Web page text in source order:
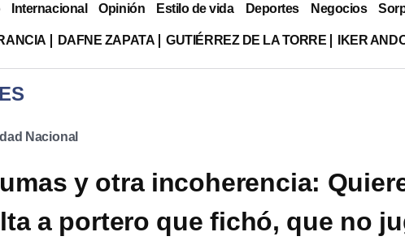
Internacional Opinión Estilo de vida Deportes Negocios
DAFNE ZAPATA GUTIÉRREZ DE LA TORRE IKER
Nacional
y otra incoherencia:
a portero que fichó, que no